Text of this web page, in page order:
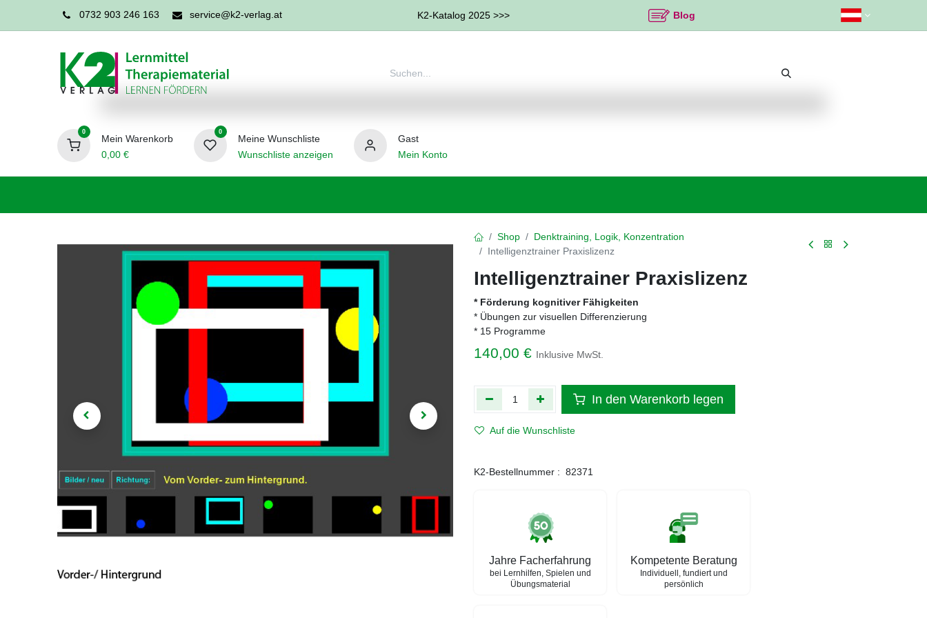
0732 903 246 163 service@k2-verlag.at K2-Katalog 2025 >>> Blog
0
Mein Warenkorb
0,00€
0
Meine Wunschliste
Wunschliste anzeigen
Gast
Mein Konto
Shop
Denktraining, Logik, Konzentration
Intelligenztrainer Praxislizenz
Intelligenztrainer Praxislizenz
* Förderung kognitiver Fähigkeiten
* Übungen zur visuellen Differenzierung
* 15 Programme
140,00 € Inklusive MwSt.
In den Warenkorb legen
Auf die Wunschliste
K2-Bestellnummer : 82371
Jahre Facherfahrung
bei Lernhilfen, Spielen und
Übungsmaterial
Kompetente Beratung
Individuell, fundiert und
persönlich